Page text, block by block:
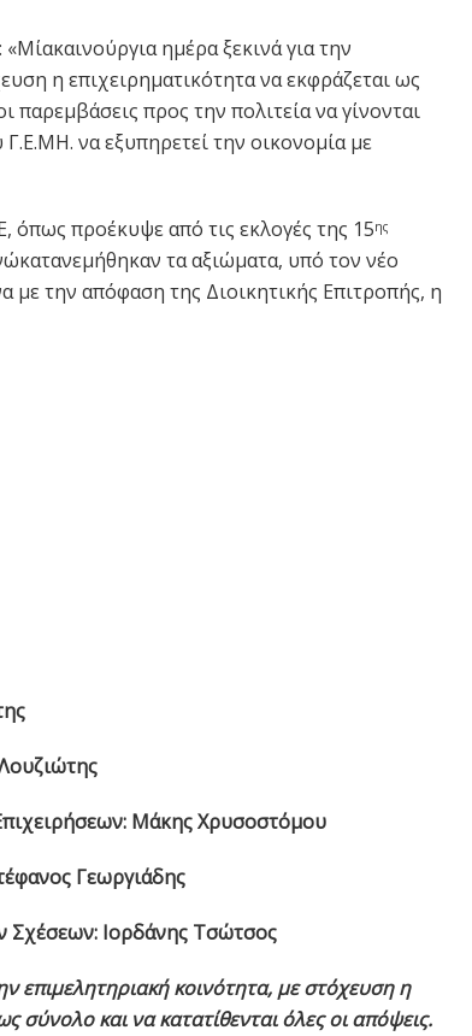
ημέρα ξεκινά για την
η επιχειρηματικότητα να εκφράζεται ως
παρεμβάσεις προς την πολιτεία να γίνονται
να εξυπηρετεί την οικονομία με
όπως προέκυψε από τις εκλογές της 15ης
τα αξιώματα, υπό τον νέο
την απόφαση της Διοικητικής Επιτροπής, η
Μάκης Χρυσοστόμου
Γεωργιάδης
Σχέσεων: Ιορδάνης Τσώτσος
επιμελητηριακή κοινότητα, με στόχευση η
σύνολο και να κατατίθενται όλες οι απόψεις.